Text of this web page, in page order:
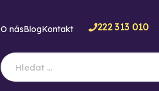
O násBlogKontakt 222 313 010